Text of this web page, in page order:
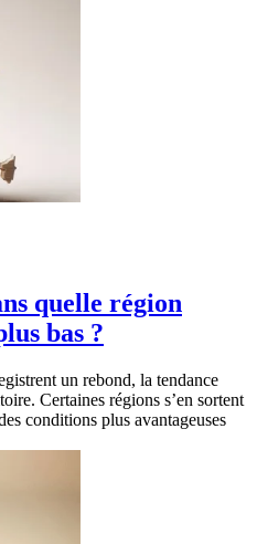
quelle région
bas ?
un rebond, la tendance
Certaines régions s’en sortent
conditions plus avantageuses